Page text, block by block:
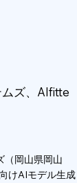
ズ、AIfitte
（岡山県岡山
けAIモデル生成